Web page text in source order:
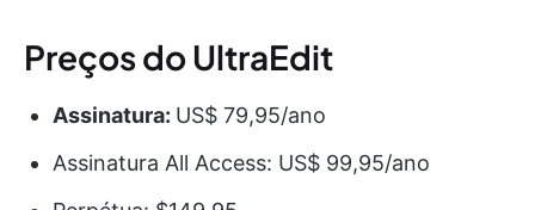
Preços do UltraEdit
Assinatura: US$ 79,95/ano
Assinatura All Access: US$ 99,95/ano